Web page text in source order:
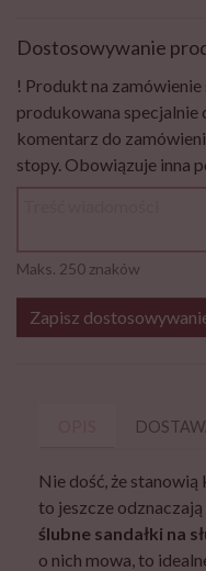
Dostosowywanie
! Produkt na
produkowana specjalnie
komentarz do
stopy. Obowiązuje inna
Maks. 250 znaków
Zapisz
Nie dość, że
to jeszcze
ślubne sandałki na
o nich mowa, to